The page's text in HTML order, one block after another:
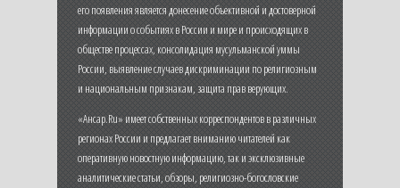
его появления является донесение объективной и достоверной
информации о событиях в России и мире и происходящих в
обществе процессах, консолидация мусульманской уммы
России, выявление случаев дискриминации по религиозным
и национальным признакам, защита прав верующих.
«Ансар.Ru» имеет собственных корреспондентов в различных
регионах России и предлагает вниманию читателей как
оперативную новостную информацию, так и эксклюзивные
аналитические статьи, обзоры, религиозно-богословские